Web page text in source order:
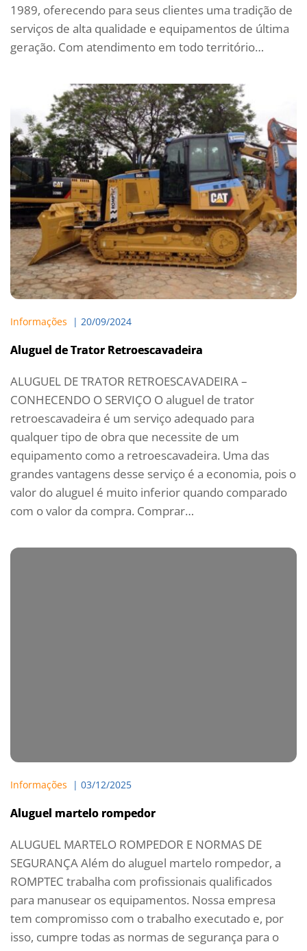
1989, oferecendo para seus clientes uma tradição de
serviços de alta qualidade e equipamentos de última
geração. Com atendimento em todo território…
Informações
  |
20/09/2024
Aluguel de Trator Retroescavadeira
ALUGUEL DE TRATOR RETROESCAVADEIRA –
CONHECENDO O SERVIÇO O aluguel de trator
retroescavadeira é um serviço adequado para
qualquer tipo de obra que necessite de um
equipamento como a retroescavadeira. Uma das
grandes vantagens desse serviço é a economia, pois o
valor do aluguel é muito inferior quando comparado
com o valor da compra. Comprar…
Informações
  |
03/12/2025
Aluguel martelo rompedor
ALUGUEL MARTELO ROMPEDOR E NORMAS DE
SEGURANÇA Além do aluguel martelo rompedor, a
ROMPTEC trabalha com profissionais qualificados
para manusear os equipamentos. Nossa empresa
tem compromisso com o trabalho executado e, por
isso, cumpre todas as normas de segurança para o